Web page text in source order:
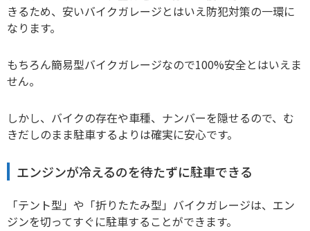
きるため、安いバイクガレージとはいえ防犯対策の一環に
なります。
もちろん簡易型バイクガレージなので100%安全とはいえま
せん。
しかし、バイクの存在や車種、ナンバーを隠せるので、む
きだしのまま駐車するよりは確実に安心です。
エンジンが冷えるのを待たずに駐車できる
「テント型」や「折りたたみ型」バイクガレージは、エン
ジンを切ってすぐに駐車することができます。